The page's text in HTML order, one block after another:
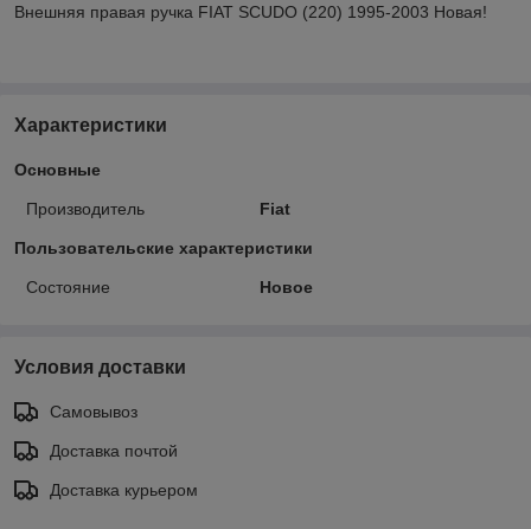
Внешняя правая ручка FIAT SCUDO (220) 1995-2003 Новая!
Характеристики
Основные
Производитель Fiat
Пользовательские характеристики
Состояние Новое
Условия доставки
Самовывоз
Доставка почтой
Доставка курьером